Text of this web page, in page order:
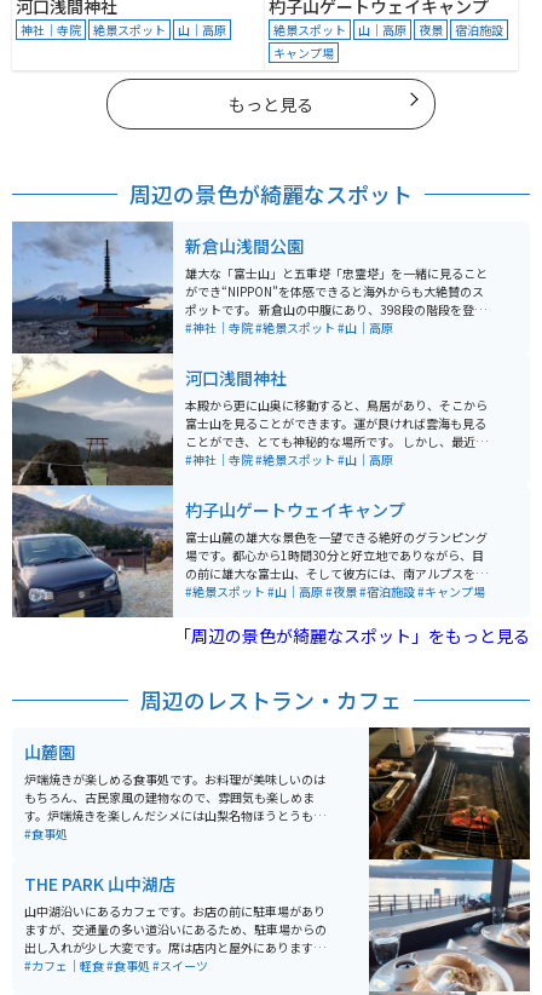
河口浅間神社
神社｜寺院 絶景スポット 山｜高原
杓子山ゲートウェイキャンプ
絶景スポット 山｜高原 夜景
宿泊施設
キャンプ場
もっと見る
周辺の景色が綺麗なスポット
新倉山浅間公園
雄大な「富士山」と五重塔「忠霊塔」を一緒に見ること
ができ“NIPPON”を体感できると海外からも大絶賛のス
ポットです。 新倉山の中腹にあり、398段の階段を登る
プチ登山の後に見る景色は一見の価値があります。公園
新倉富士浅間神社や新倉山に登るハイキングコースもあ
り、多くの方にお楽しみいただけます。
#神社｜寺院#絶景スポット #山｜高原
河口浅間神社
本殿から更に山奥に移動すると、鳥居があり、そこから
富士山を見ることができます。運が良ければ雲海も見る
ことができ、とても神秘的な場所です。 しかし、最近で
は人気の写真スポットになってしまったため、一眼レフ
#神社｜寺院#絶景スポット #山｜高原
杓子山ゲートウェイキャンプ
富士山麓の雄大な景色を一望できる絶好のグランピング
場です。都心から1時間30分と好立地でありながら、目
の前に雄大な富士山、そして彼方には、南アルプスを望
める極上のスポットです。 バックサイドは木々にかこま
で感じることができる最高のロケーション。杓子山への
トレッキングや周辺のアクティビティを気軽に楽しめる
#絶景スポット #山｜高原#夜景#宿泊施設#キャンプ場
「周辺の景色が綺麗なスポット」をもっと見る
周辺のレストラン・カフェ
山麓園
炉端焼きが楽しめる食事処です。お料理が美味しいのは
もちろん、古民家風の建物なので、雰囲気も楽しめま
す。炉端焼きを楽しんだシメには山梨名物ほうとうも提
供してくださるので、山梨グルメを存分に楽しむことが
#食事処
THE PARK 山中湖店
山中湖沿いにあるカフェです。お店の前に駐車場があり
ますが、交通量の多い道沿いにあるため、駐車場からの
出し入れが少し大変です。席は店内と屋外にあります。
屋外席はヒーターがないので時期によっては少し寒いで
#カフェ｜軽食#食事処 #スイーツ